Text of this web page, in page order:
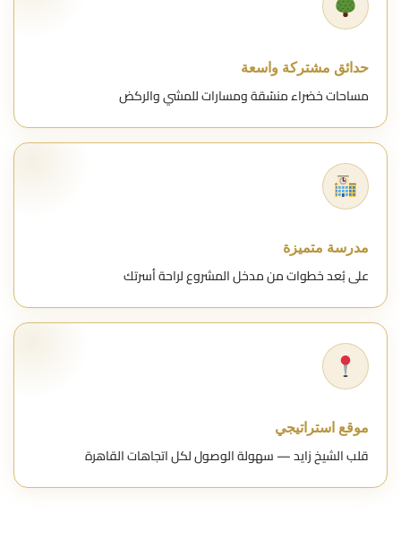
حدائق مشتركة واسعة
مساحات خضراء منسّقة ومسارات للمشي والركض
مدرسة متميزة
على بُعد خطوات من مدخل المشروع لراحة أسرتك
موقع استراتيجي
قلب الشيخ زايد — سهولة الوصول لكل اتجاهات القاهرة